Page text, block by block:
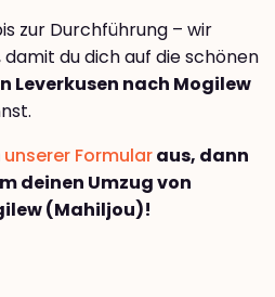
zur Durchführung – wir
du dich auf die schönen
Leverkusen nach Mogilew
unserer Formularaus, dann
deinen Umzug von
(Mahiljou)!